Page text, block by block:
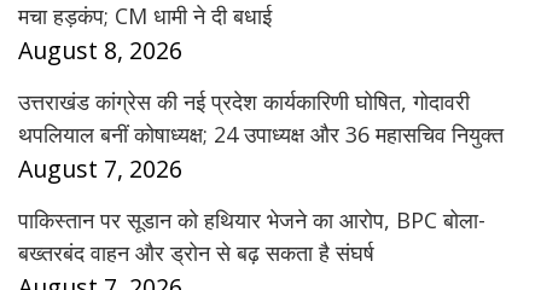
मचा हड़कंप; CM धामी ने दी बधाई
August 8, 2026
उत्तराखंड कांग्रेस की नई प्रदेश कार्यकारिणी घोषित, गोदावरी
थपलियाल बनीं कोषाध्यक्ष; 24 उपाध्यक्ष और 36 महासचिव नियुक्त
August 7, 2026
पाकिस्तान पर सूडान को हथियार भेजने का आरोप, BPC बोला-
बख्तरबंद वाहन और ड्रोन से बढ़ सकता है संघर्ष